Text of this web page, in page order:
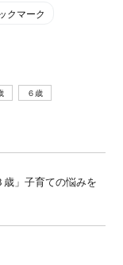
クマーク
６歳
歳」子育ての悩みを